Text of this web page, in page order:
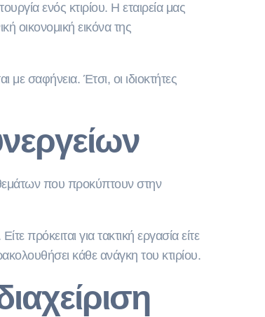
ενός κτιρίου. Η εταιρεία μας
οικονομική εικόνα της
με σαφήνεια. Έτσι, οι ιδιοκτήτες
θεμάτων που προκύπτουν στην
πρόκειται για τακτική εργασία είτε
κάθε ανάγκη του κτιρίου.